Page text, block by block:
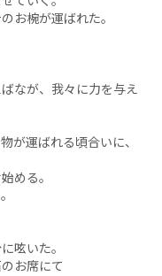
お椀が運ばれた。
なが、我々に力を与え
が運ばれる頃合いに、
める。
呟いた。
お席にて